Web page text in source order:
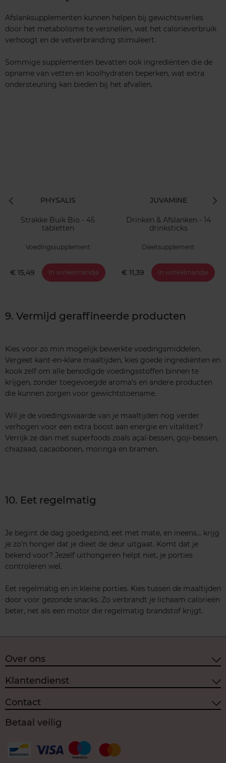
Afslanksupplementen kunnen helpen bij gewichtsverlies
door het metabolisme te versnellen, wat het calorieverbruik
verhoogt en de vetverbranding stimuleert.
Sommige supplementen bevatten ook ingrediënten die de
opname van vetten en koolhydraten beperken, wat extra
ondersteuning kan bieden bij het afvallen.
PHYSALIS
Strakke Buik Bio - 45
tabletten
Voedingssupplement
€ 15,49 In winkelmandje
JUVAMINE
Drinken & Afslanken - 14
drinksticks
Dieetsupplement
€ 11,39 In winkelmandje
9. Vermijd geraffineerde producten
Kies voor zo min mogelijk bewerkte voedingsmiddelen.
Vergeet kant-en-klare maaltijden, kies goede ingrediënten en
kook zelf om alle benodigde voedingsstoffen binnen te
krijgen, zonder toegevoegde aroma’s en andere producten
die kunnen zorgen voor gewichtstoename.
Wil je de voedingswaarde van je maaltijden nog verder
verhogen voor een extra boost aan energie en vitaliteit?
Verrijk ze dan met superfoods zoals açaí-bessen, goji-bessen,
chiazaad, cacaobonen, moringa en bramen.
10. Eet regelmatig
Je begint de dag goedgezind, eet met mate, en ineens… krijg
je zo’n honger dat je dieet de deur uitgaat. Komt dat je
bekend voor? Jezelf uithongeren helpt niet, je porties
controleren wel.
Eet regelmatig en in kleine porties. Kies tussen de maaltijden
door voor gezonde snacks. Zo verbrandt je lichaam calorieën
beter, net als een motor die regelmatig brandstof krijgt.
Over ons
Klantendienst
Contact
Betaal veilig